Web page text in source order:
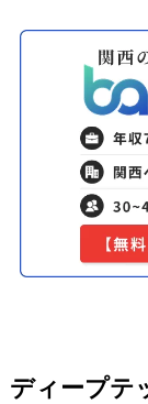
ディープテ